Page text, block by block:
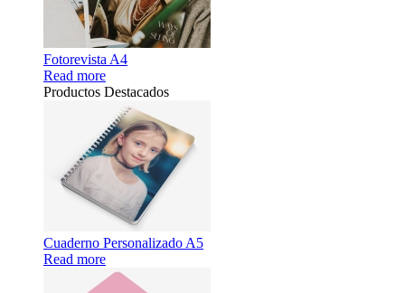
Fotorevista A4
Read more
Productos Destacados
Cuaderno Personalizado A5
Read more